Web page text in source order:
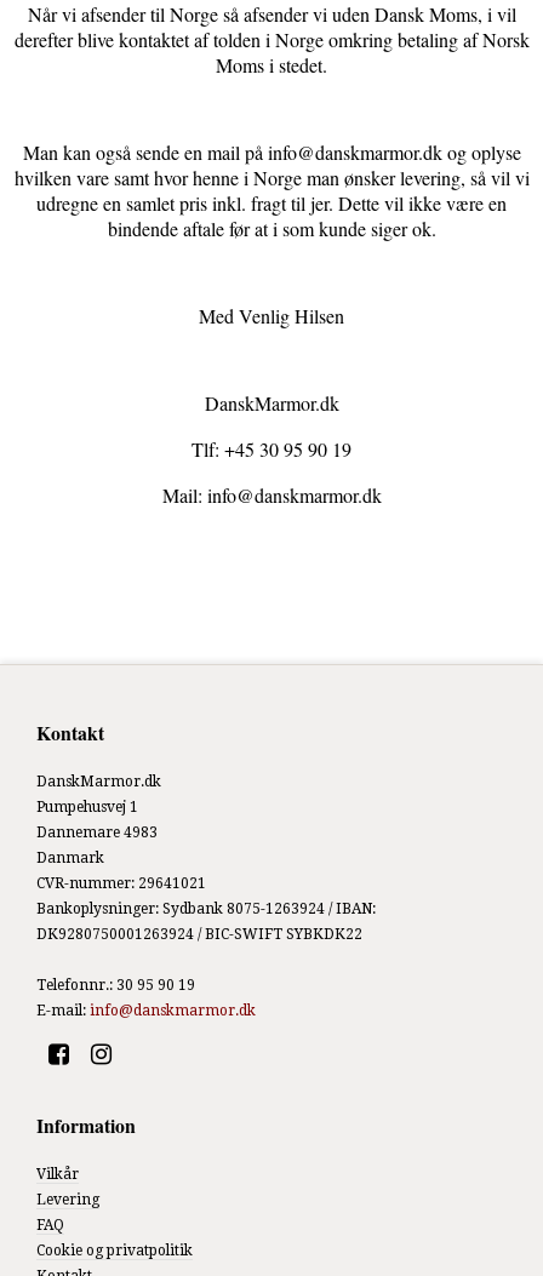
Når vi afsender til Norge så afsender vi uden Dansk Moms, i vil
derefter blive kontaktet af tolden i Norge omkring betaling af Norsk
Moms i stedet.
Man kan også sende en mail påinfo@danskmarmor.dkog oplyse
hvilken vare samt hvor henne i Norge man ønsker levering, så vil vi
udregne en samlet pris inkl. fragt til jer. Dette vil ikke være en
bindende aftale før at i som kunde siger ok.
Med Venlig Hilsen
DanskMarmor.dk
Tlf: +45 30 95 90 19
Mail: info@danskmarmor.dk
Kontakt
DanskMarmor.dk
Pumpehusvej 1
Dannemare 4983
Danmark
CVR-nummer: 29641021
Bankoplysninger: Sydbank 8075-1263924 / IBAN:
DK9280750001263924 / BIC-SWIFT SYBKDK22
Telefonnr.: 30 95 90 19
E-mail: info@danskmarmor.dk
Information
Vilkår
Levering
FAQ
Cookie og privatpolitik